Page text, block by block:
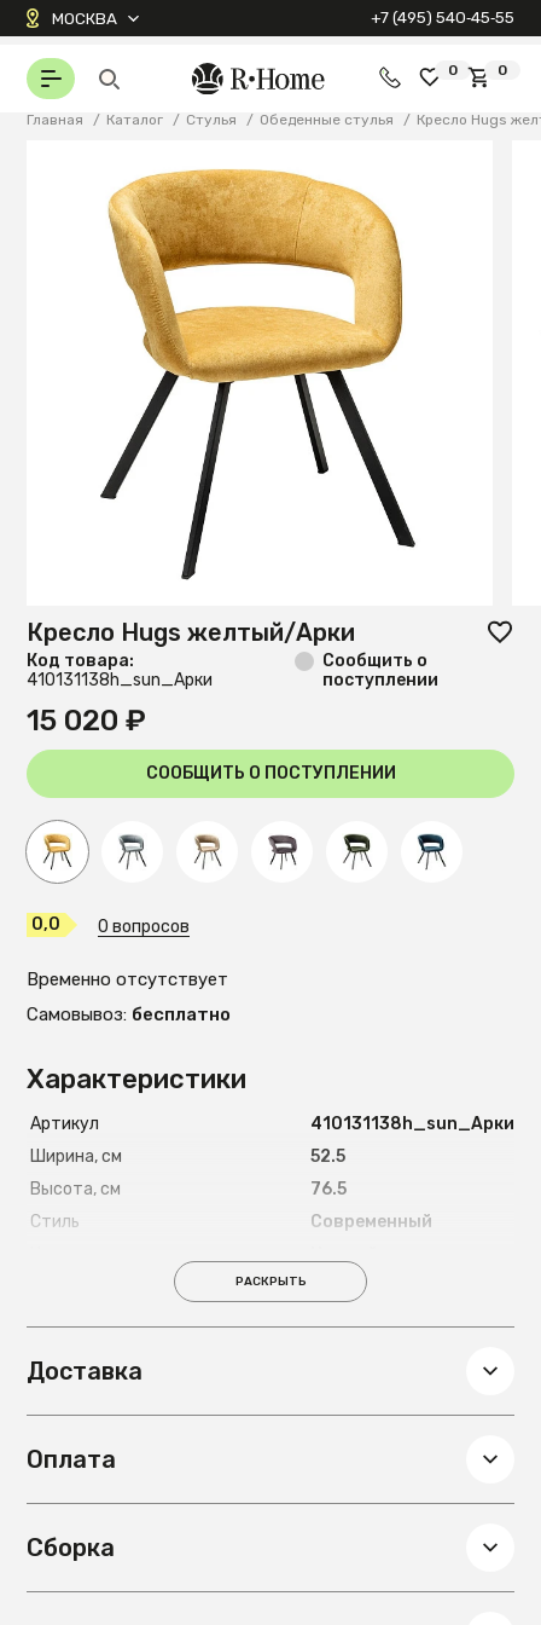
МОСКВА +7 (495) 540‑45‑55
0 0
Главная / Каталог / Стулья / Обеденные стулья / Кресло Hugs
Характеристики
Артикул
410131138h_sun_Арки
Ширина, см
52.5
Высота, см
76.5
Стиль
Современный
Металл
Глубина, см
57.5
Вес, кг
Подлокотники
Цвет обивки
Желтый
Материал обивки
РАСКРЫТЬ
Доставка
Оплата
Сборка
Кресло Hugs желтый/Арки
Код товара:
410131138h_sun_Арки
Сообщить о
поступлении
15 020 ₽
СООБЩИТЬ О ПОСТУПЛЕНИИ
0,0 0 вопросов
Временно отсутствует
Самовывоз: бесплатно